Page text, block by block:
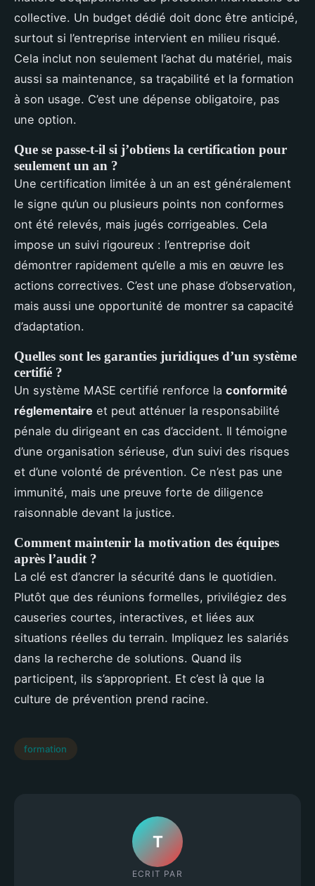
collective. Un budget dédié doit donc être anticipé,
surtout si l’entreprise intervient en milieu risqué.
Cela inclut non seulement l’achat du matériel, mais
aussi sa maintenance, sa traçabilité et la formation
à son usage. C’est une dépense obligatoire, pas
une option.
Que se passe-t-il si j’obtiens la certification pour
seulement un an ?
Une certification limitée à un an est généralement
le signe qu’un ou plusieurs points non conformes
ont été relevés, mais jugés corrigeables. Cela
impose un suivi rigoureux : l’entreprise doit
démontrer rapidement qu’elle a mis en œuvre les
actions correctives. C’est une phase d’observation,
mais aussi une opportunité de montrer sa capacité
d’adaptation.
Quelles sont les garanties juridiques d’un système
certifié ?
Un système MASE certifié renforce la conformité
réglementaire et peut atténuer la responsabilité
pénale du dirigeant en cas d’accident. Il témoigne
d’une organisation sérieuse, d’un suivi des risques
et d’une volonté de prévention. Ce n’est pas une
immunité, mais une preuve forte de diligence
raisonnable devant la justice.
Comment maintenir la motivation des équipes
après l’audit ?
La clé est d’ancrer la sécurité dans le quotidien.
Plutôt que des réunions formelles, privilégiez des
causeries courtes, interactives, et liées aux
situations réelles du terrain. Impliquez les salariés
dans la recherche de solutions. Quand ils
participent, ils s’approprient. Et c’est là que la
culture de prévention prend racine.
formation
T
ECRIT PAR